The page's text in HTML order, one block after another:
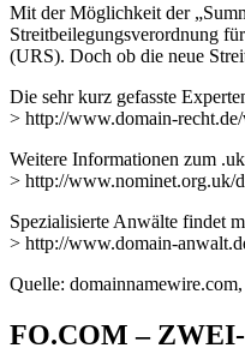
Mit der Möglichkeit der
Streitbeilegungsverordnung
(URS). Doch ob die neue
Die sehr kurz gefasste
> http://www.domain-recht.de/
Weitere Informationen zum
> http://www.nominet.org.uk/
Spezialisierte Anwälte findet
> http://www.domain-
Quelle:
FO.COM –